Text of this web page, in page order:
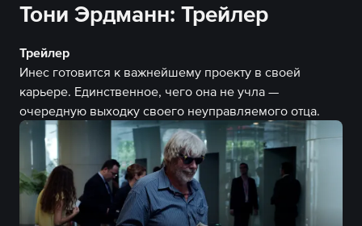
Тони Эрдманн: Трейлер
Трейлер
Инес готовится к важнейшему проекту в своей
карьере. Единственное, чего она не учла —
очередную выходку своего неуправляемого отца.